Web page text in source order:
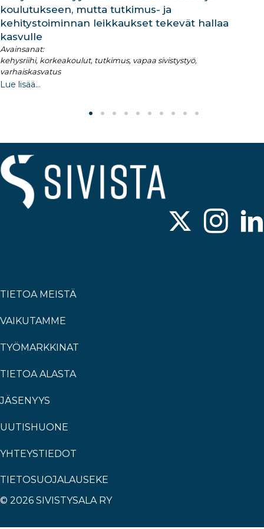
koulutukseen, mutta tutkimus- ja
kehitystoiminnan leikkaukset tekevät hallaa
kasvulle
Avainsanat:
kehysriihi, korkeakoulut, tutkimus, vapaa sivistystyö,
varhaiskasvatus
Lue lisää...
TIETOA MEISTÄ
VAIKUTAMME
TYÖMARKKINAT
TIETOA ALASTA
JÄSENYYS
UUTISHUONE
YHTEYSTIEDOT
TIETOSUOJALAUSEKE
© 2026 SIVISTYSALA RY